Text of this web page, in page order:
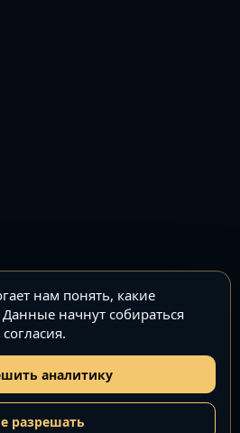
нам понять, какие
начнут собираться
аналитику
разрешать